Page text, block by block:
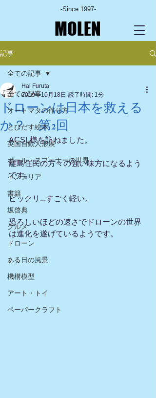
-Since 1997-
MOLEN
記事
全ての記事
オートマタの作り方
とびだす絵本
英国自動人形展
ポール・スプーナーの世界
インテリア
書籍
坂啓典
グルメ
ドローン
ある日の風景
機構模型
アート・トイ
ペーパークラフト
全ての記事
ドローンは日本を救える
か？ 第2回
Hal Furuta
2019年10月18日 読了時間: 1分
ACSL様を訪ねました。
離島住民の方々の強い味方になるよう
です。
ビックリ...すごく軽い。
恐ろしいほどの速さでドローンの世界
は進化を遂げているようです。